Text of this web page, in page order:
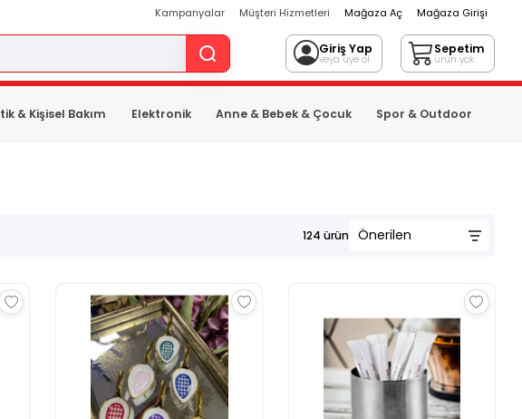
Kampanyalar Müşteri Hizmetleri Mağaza Aç Mağaza Girişi
Giriş Yap
veya üye ol
Sepetim
ürün yok
& Kişisel Bakım Elektronik Anne & Bebek & Çocuk Spor & Outdoor
124 ürün